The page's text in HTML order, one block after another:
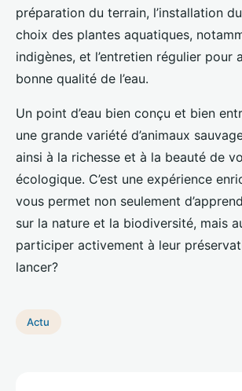
préparation du terrain, l’installation
choix des plantes aquatiques,
indigènes, et l’entretien régulier pour
bonne qualité de l’eau.
Un point d’eau bien conçu et bien
une grande variété d’animaux
ainsi à la richesse et à la beauté de
écologique. C’est une expérience
vous permet non seulement
sur la nature et la biodiversité, mais
participer activement à leur
lancer?
Actu